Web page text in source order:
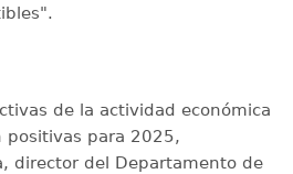
de la actividad económica
positivas para 2025,
director del Departamento de